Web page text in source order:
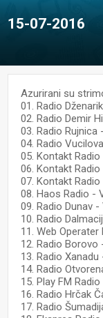
15-07-2016
Azurirani su
01. Radio
02. Radio Demir
03. Radio Rujnica
04. Radio
05. Kontakt
06. Kontakt
07. Kontakt
08. Haos Radio -
09. Radio Dunav
10. Radio
11. Web
12. Radio Borovo
13. Radio Xanadu
14. Radio
15. Play FM
16. Radio Hrčak
17. Radio